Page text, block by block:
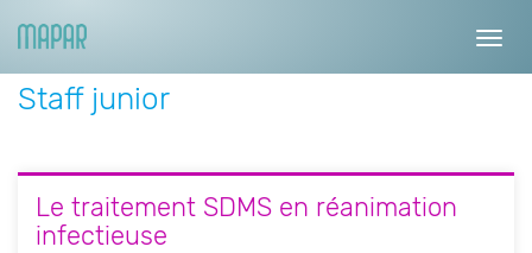
Staff junior
Le traitement SDMS en réanimation
infectieuse